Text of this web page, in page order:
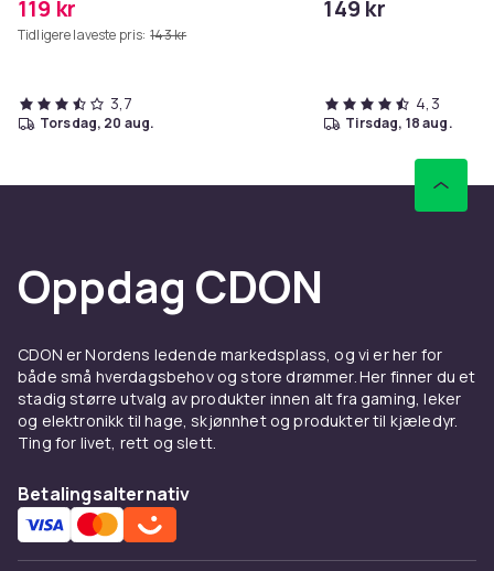
119 kr
Tidligere laveste pris: 143 kr
3,7
torsdag, 20 aug.
149 kr
4,3
tirsdag, 18 aug.
Oppdag CDON
CDON er Nordens ledende markedsplass, og vi er her for
både små hverdagsbehov og store drømmer. Her finner du et
stadig større utvalg av produkter innen alt fra gaming, leker
og elektronikk til hage, skjønnhet og produkter til kjæledyr.
Ting for livet, rett og slett.
Betalingsalternativ